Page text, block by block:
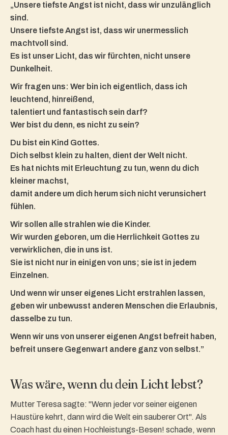
„Unsere tiefste Angst ist nicht, dass wir unzulänglich
sind.
Unsere tiefste Angst ist, dass wir unermesslich
machtvoll sind.
Es ist unser Licht, das wir fürchten, nicht unsere
Dunkelheit.
Wir fragen uns: Wer bin ich eigentlich, dass ich
leuchtend, hinreißend,
talentiert und fantastisch sein darf?
Wer bist du denn, es nicht zu sein?
Du bist ein Kind Gottes.
Dich selbst klein zu halten, dient der Welt nicht.
Es hat nichts mit Erleuchtung zu tun, wenn du dich
kleiner machst,
damit andere um dich herum sich nicht verunsichert
fühlen.
Wir sollen alle strahlen wie die Kinder.
Wir wurden geboren, um die Herrlichkeit Gottes zu
verwirklichen, die in uns ist.
Sie ist nicht nur in einigen von uns; sie ist in jedem
Einzelnen.
Und wenn wir unser eigenes Licht erstrahlen lassen,
geben wir unbewusst anderen Menschen die Erlaubnis,
dasselbe zu tun.
Wenn wir uns von unserer eigenen Angst befreit haben,
befreit unsere Gegenwart andere ganz von selbst.”
Was wäre, wenn du dein Licht lebst?
Mutter Teresa sagte: "Wenn jeder vor seiner eigenen
Haustüre kehrt, dann wird die Welt ein sauberer Ort". Als
Coach hast du einen Hochleistungs-Besen! schade, wenn